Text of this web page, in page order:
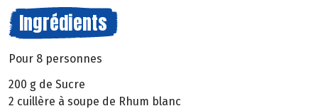
Ingrédients
Pour 8 personnes
200 g de Sucre
2 cuillère à soupe de Rhum blanc